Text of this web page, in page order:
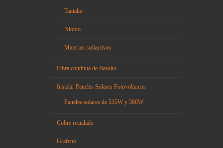
Tantalio
Niobio
Materias radiactivas
Fibra continua de Basalto
Instalar Paneles Solares Fotovoltaicos
Paneles solares de 535W y 580W
Cobre reciclado
Grafeno